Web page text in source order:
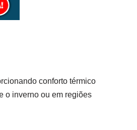
conforto térmico
o inverno ou em regiões